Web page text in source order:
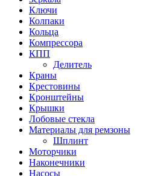
Ключи
Колпаки
Кольца
Компрессора
КПП
Делитель
Краны
Крестовины
Кронштейны
Крышки
Лобовые стекла
Материалы для ремзоны
Шплинт
Моторчики
Наконечники
Насосы